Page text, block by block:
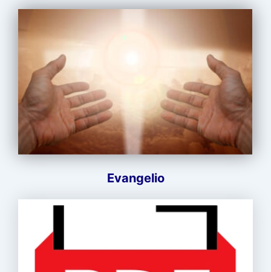
Evangelio